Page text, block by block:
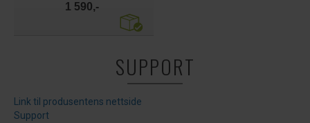
1 590,-
SUPPORT
Link til produsentens nettside
Support